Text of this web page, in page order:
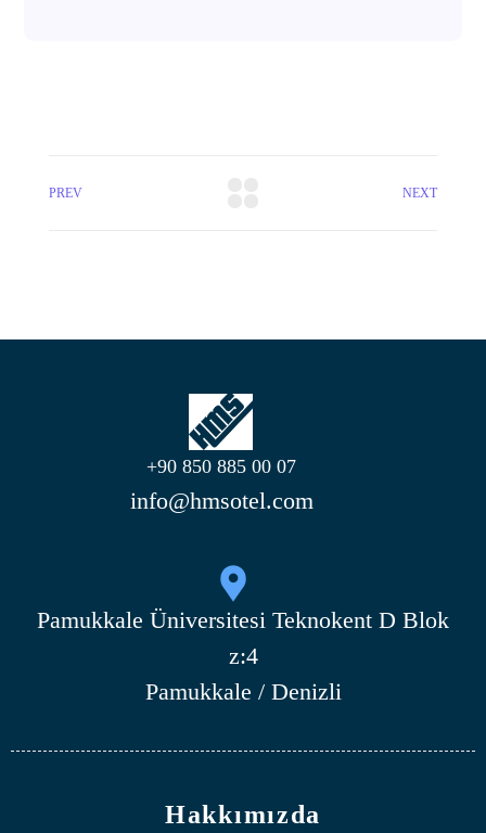
PREV NEXT
+90 850 885 00 07
info@hmsotel.com
Pamukkale Üniversitesi Teknokent D Blok
z:4
Pamukkale / Denizli
Hakkımızda